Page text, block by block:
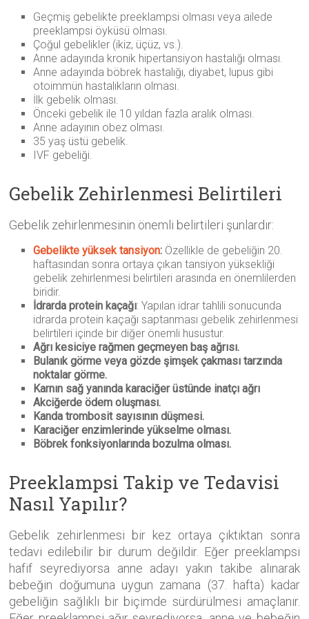
Geçmiş gebelikte preeklampsi olması veya ailede
preeklampsi öyküsü olması.
Çoğul gebelikler (ikiz, üçüz, vs.).
Anne adayında kronik hipertansiyon hastalığı olması.
Anne adayında böbrek hastalığı, diyabet, lupus gibi
otoimmün hastalıkların olması.
İlk gebelik olması.
Önceki gebelik ile 10 yıldan fazla aralık olması.
Anne adayının obez olması.
35 yaş üstü gebelik.
IVF gebeliği.
Gebelik Zehirlenmesi Belirtileri
Gebelik zehirlenmesinin önemli belirtileri şunlardır:
Gebelikte yüksek tansiyon: Özellikle de gebeliğin 20.
haftasından sonra ortaya çıkan tansiyon yüksekliği
gebelik zehirlenmesi belirtileri arasında en önemlilerden
biridir.
İdrarda protein kaçağı: Yapılan idrar tahlili sonucunda
idrarda protein kaçağı saptanması gebelik zehirlenmesi
belirtileri içinde bir diğer önemli husustur.
Ağrı kesiciye rağmen geçmeyen baş ağrısı.
Bulanık görme veya gözde şimşek çakması tarzında
noktalar görme.
Karnın sağ yanında karaciğer üstünde inatçı ağrı
Akciğerde ödem oluşması.
Kanda trombosit sayısının düşmesi.
Karaciğer enzimlerinde yükselme olması.
Böbrek fonksiyonlarında bozulma olması.
Preeklampsi Takip ve Tedavisi
Nasıl Yapılır?
Gebelik zehirlenmesi bir kez ortaya çıktıktan sonra
tedavi edilebilir bir durum değildir. Eğer preeklampsi
hafif seyrediyorsa anne adayı yakın takibe alınarak
bebeğin doğumuna uygun zamana (37. hafta) kadar
gebeliğin sağlıklı bir biçimde sürdürülmesi amaçlanır.